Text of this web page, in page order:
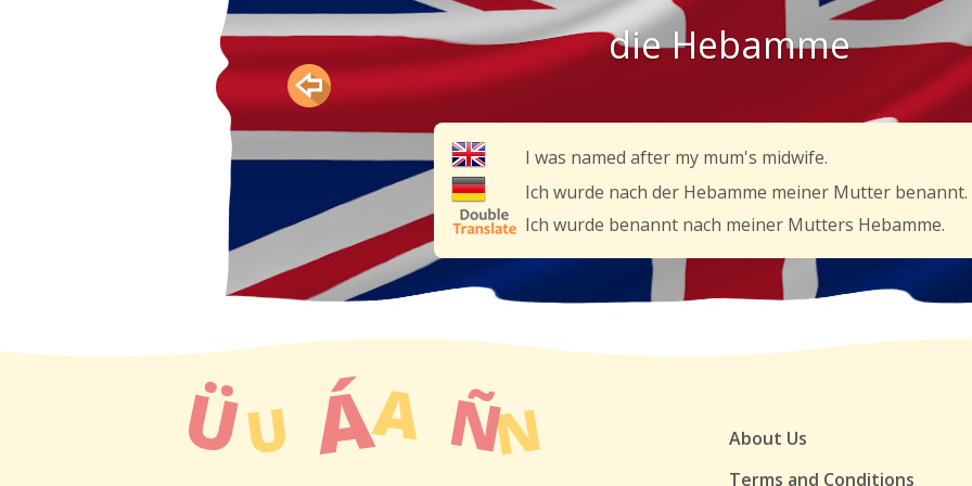
die Hebamme
I was named after my mum's midwife.
Ich wurde nach der Hebamme meiner Mutter benannt.
Ich wurde benannt nach meiner Mutters Hebamme.
About Us
Terms and Conditions